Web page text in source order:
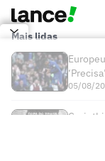
Mais lidas
‘Precisa’
05/08/